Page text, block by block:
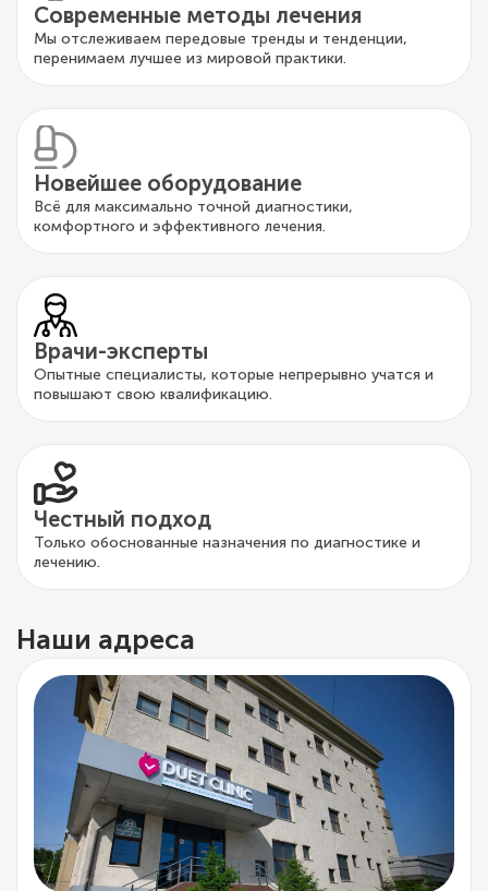
Современные методы лечения
Мы отслеживаем передовые тренды и тенденции,
перенимаем лучшее из мировой практики.
Новейшее оборудование
Всё для максимально точной диагностики,
комфортного и эффективного лечения.
Врачи-эксперты
Опытные специалисты, которые непрерывно учатся и
повышают свою квалификацию.
Честный подход
Только обоснованные назначения по диагностике и
лечению.
Наши адреса